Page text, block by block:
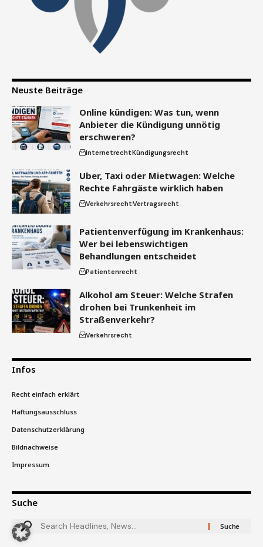
Neuste Beiträge
Online kündigen: Was tun, wenn
Anbieter die Kündigung unnötig
erschweren?
InternetrechtKündigungsrecht
Uber, Taxi oder Mietwagen: Welche
Rechte Fahrgäste wirklich haben
VerkehrsrechtVertragsrecht
Patientenverfügung im Krankenhaus:
Wer bei lebenswichtigen
Behandlungen entscheidet
Patientenrecht
Alkohol am Steuer: Welche Strafen
drohen bei Trunkenheit im
Straßenverkehr?
Verkehrsrecht
Infos
Recht einfach erklärt
Haftungsausschluss
Datenschutzerklärung
Bildnachweise
Impressum
Suche